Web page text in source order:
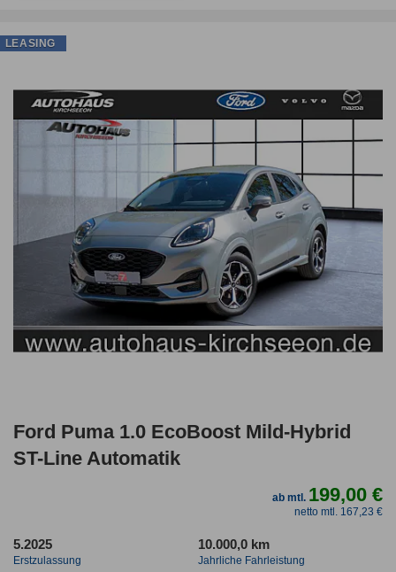
Ford Puma 1.0 EcoBoost Mild-Hybrid
ST-Line Automatik
ab mtl. 199,00 €
netto mtl. 167,23 €
5.2025
Erstzulassung
10.000,0 km
Jahrliche Fahrleistung
LEASING